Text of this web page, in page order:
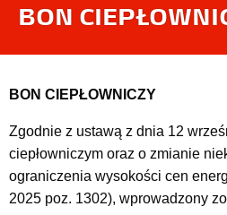
BON
BON CIEPŁOWNICZY
Zgodnie z ustawą z dnia 12
ciepłowniczym oraz o zmianie
ograniczenia wysokości cen
2025 poz. 1302), wprowadzony